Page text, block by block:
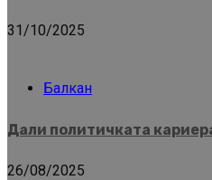
31/10/2025
Балкан
Дали политичката
26/08/2025